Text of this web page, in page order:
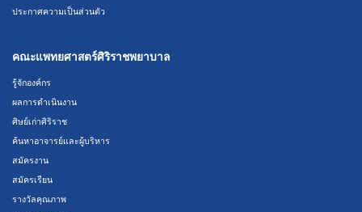
ประกาศความเป็นส่วนตัว
คณะแพทยศาสตร์ศิริราชพยาบาล
รู้จักองค์กร
ผลการดำเนินงาน
ศิษย์เก่าศิริราช
ค้นหาอาจารย์และผู้บริหาร
สมัครงาน
สมัครเรียน
รางวัลคุณภาพ